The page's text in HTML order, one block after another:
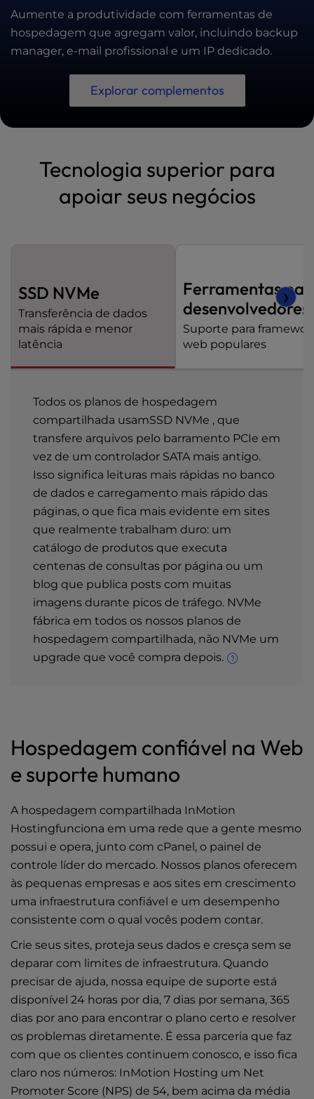
Aumente a produtividade com ferramentas de
hospedagem que agregam valor, incluindo backup
manager, e-mail profissional e um IP dedicado.
Explorar complementos
Tecnologia superior para
apoiar seus negócios
SSD NVMe
Transferência de dados
mais rápida e menor
latência
Ferramentas
desenvolvedores
Suporte para
web populares
❯
Todos os planos de hospedagem
compartilhada usamSSD NVMe , que
transfere arquivos pelo barramento PCIe em
vez de um controlador SATA mais antigo.
Isso significa leituras mais rápidas no banco
de dados e carregamento mais rápido das
páginas, o que fica mais evidente em sites
que realmente trabalham duro: um
catálogo de produtos que executa
centenas de consultas por página ou um
blog que publica posts com muitas
imagens durante picos de tráfego. NVMe
fábrica em todos os nossos planos de
hospedagem compartilhada, não NVMe um
upgrade que você compra depois.
Hospedagem confiável na Web
e suporte humano
A hospedagem compartilhada InMotion
Hostingfunciona em uma rede que a gente mesmo
possui e opera, junto com cPanel, o painel de
controle líder do mercado. Nossos planos oferecem
às pequenas empresas e aos sites em crescimento
uma infraestrutura confiável e um desempenho
consistente com o qual vocês podem contar.
Crie seus sites, proteja seus dados e cresça sem se
deparar com limites de infraestrutura. Quando
precisar de ajuda, nossa equipe de suporte está
disponível 24 horas por dia, 7 dias por semana, 365
dias por ano para encontrar o plano certo e resolver
os problemas diretamente. É essa parceria que faz
com que os clientes continuem conosco, e isso fica
claro nos números: InMotion Hosting um Net
Promoter Score (NPS) de 54, bem acima da média